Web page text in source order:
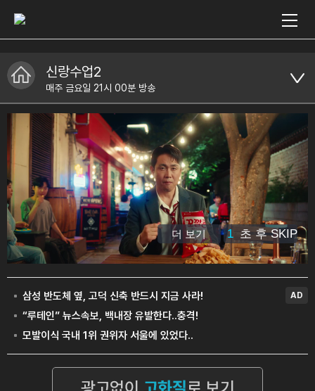
신랑수업2
매주 금요일 21시 00분 방송